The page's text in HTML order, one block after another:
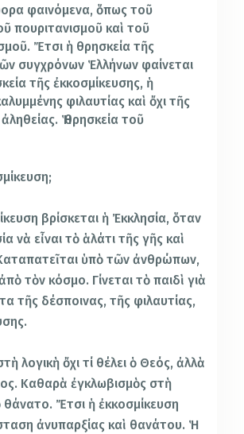
φαινόμενα, ὅπως τοῦ
πουριτανισμοῦ καὶ τοῦ
Ἔτσι ἡ θρησκεία τῆς
συγχρόνων Ἑλλήνων φαίνεται
τῆς ἐκκοσμίκευσης, ἡ
φιλαυτίας καὶ ὄχι τῆς
Ἡ θρησκεία τοῦ
βρίσκεται ἡ Ἐκκλησία, ὅταν
νὰ εἶναι τὸ ἁλάτι τῆς γῆς καὶ
Καταπατεῖται ὑπὸ τῶν ἀνθρώπων,
τὸν κόσμο. Γίνεται τὸ παιδὶ γιὰ
τῆς δέσποινας, τῆς φιλαυτίας,
λογικὴ ὄχι τί θέλει ὁ Θεός, ἀλλὰ
Καθαρὰ ἐγκλωβισμὸς στὴ
Ἔτσι ἡ ἐκκοσμίκευση
ἀνυπαρξίας καὶ θανάτου. Ἡ